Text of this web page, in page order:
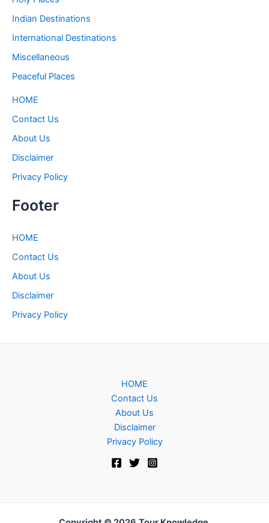
Indian Destinations
International Destinations
Miscellaneous
Peaceful Places
HOME
Contact Us
About Us
Disclaimer
Privacy Policy
Footer
HOME
Contact Us
About Us
Disclaimer
Privacy Policy
HOME
Contact Us
About Us
Disclaimer
Privacy Policy